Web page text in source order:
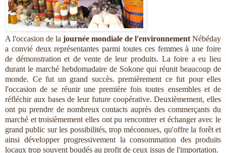
A l'occasion de la journée mondiale de l'environnement Nébéday
a convié deux représentantes parmi toutes ces femmes à une foire
de démonstration et de vente de leur produits. La foire a eu lieu
durant le marché hebdomadaire de Sokone qui réunit beaucoup de
monde. Ce fut un grand succès. premièrement ce fut pour elles
l'occasion de se réunir une première fois toutes ensembles et de
réfléchir aux bases de leur future coopérative. Deuxièmement, elles
ont pu prendre de nombreux contacts auprès des commerçants du
marché et troisièmement elles ont pu rencontrer et échanger avec le
grand public sur les possibilités, trop méconnues, qu'offre la forêt et
ainsi développer progressivement la consommation des produits
locaux trop souvent boudés au profit de ceux issus de l'importation.